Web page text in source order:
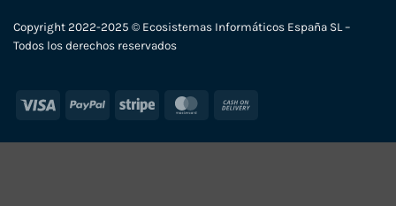
Copyright 2022-2025 © Ecosistemas Informáticos España SL –
Todos los derechos reservados
Visa PayPal Stripe MasterCard